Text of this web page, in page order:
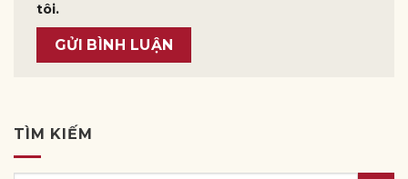
tôi.
TÌM KIẾM